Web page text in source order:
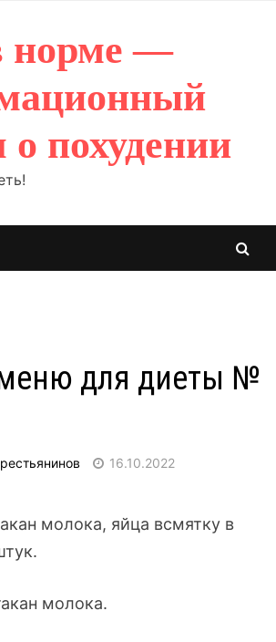
норме —
о похудении
для диеты №
16.10.2022
молока, яйца всмятку в
молока.